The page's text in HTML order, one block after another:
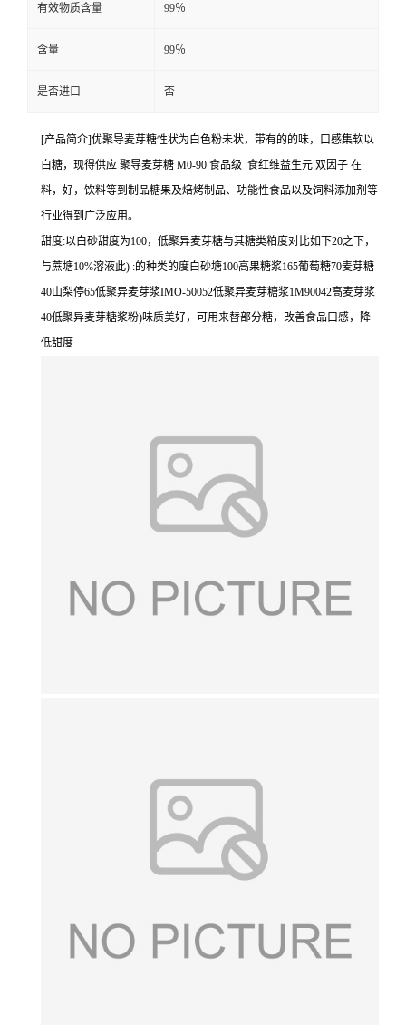
有效物质含量 99％
含量 99％
是否进口 否
[产品简介]优聚导麦芽糖性状为白色粉未状，带有的的味，口感集软以
白糖，现得供应 聚导麦芽糖 M0-90 食品级 食红维益生元 双因子 在
料，好，饮料等到制品糖果及焙烤制品、功能性食品以及饲料添加剂等
行业得到广泛应用。
甜度:以白砂甜度为100，低聚异麦芽糖与其糖类粕度对比如下20之下，
与蔗塘10%溶液此) :的种类的度白砂塘100高果糖浆165葡萄糖70麦芽糖
40山梨停65低聚异麦芽浆IMO-50052低聚异麦芽糖浆1M90042高麦芽浆
40低聚异麦芽糖浆粉)味质美好，可用来替部分糖，改善食品口感，降
低甜度